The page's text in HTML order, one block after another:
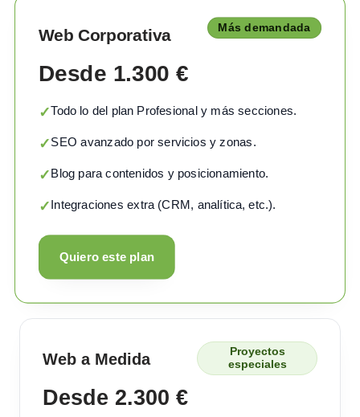
Web Corporativa Más demandada
Desde 1.300 €
✓Todo lo del plan Profesional y más secciones.
✓SEO avanzado por servicios y zonas.
✓Blog para contenidos y posicionamiento.
✓Integraciones extra (CRM, analítica, etc.).
Quiero este plan
Web a Medida
Proyectos
especiales
Desde 2.300 €